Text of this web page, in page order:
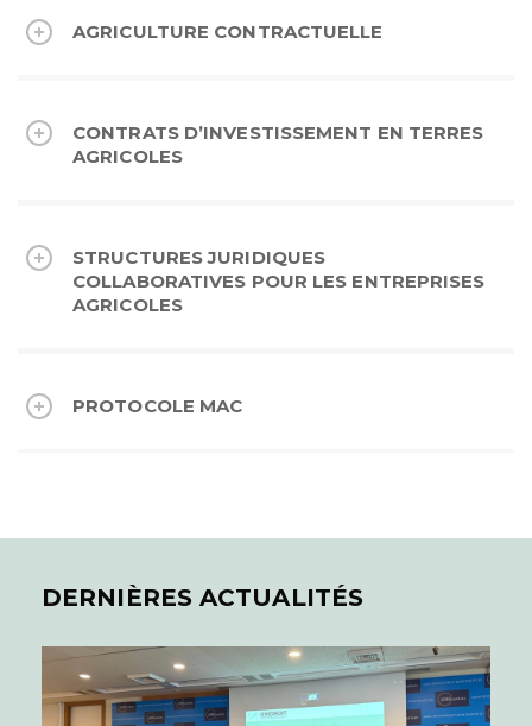
AGRICULTURE CONTRACTUELLE
CONTRATS D’INVESTISSEMENT EN TERRES
AGRICOLES
STRUCTURES JURIDIQUES
COLLABORATIVES POUR LES ENTREPRISES
AGRICOLES
PROTOCOLE MAC
DERNIÈRES ACTUALITÉS